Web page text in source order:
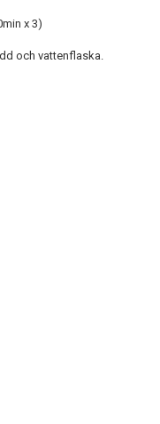
x 3)
och vattenflaska.